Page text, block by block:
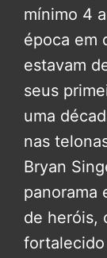
mínimo 4
época em
estavam
seus
uma
nas
Bryan
panorama
de heróis,